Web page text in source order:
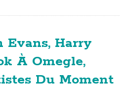
Evans, Harry
À Omegle,
Du Moment